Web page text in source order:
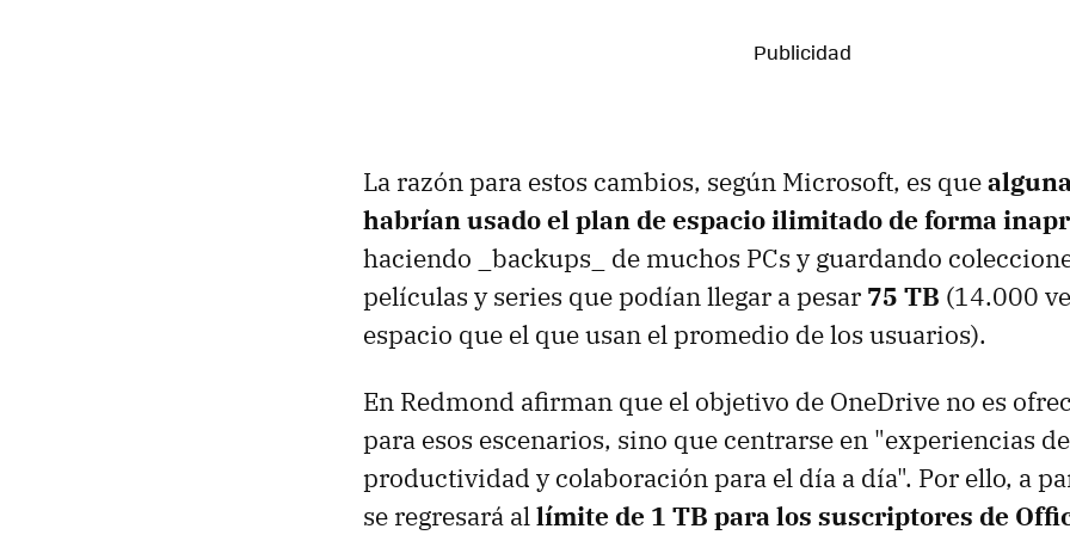
La razón para estos cambios, según Microsoft, es que
habrían usado el plan de espacio ilimitado de forma
haciendo _backups_ de muchos PCs y guardando
películas y series que podían llegar a pesar 75 TB (14.000
espacio que el que usan el promedio de los usuarios).
En Redmond afirman que el objetivo de OneDrive no es
para esos escenarios, sino que centrarse en "experiencias de
productividad y colaboración para el día a día". Por ello, a
se regresará allímite de 1 TB para los suscriptores de